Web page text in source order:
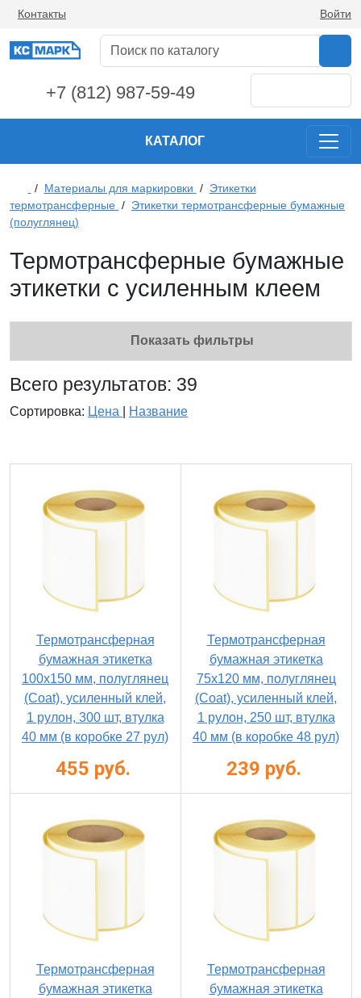
Контакты Войти
+7 (812) 987-59-49
КАТАЛОГ
/ Материалы для маркировки / Этикетки
термотрансферные / Этикетки термотрансферные бумажные
(полуглянец)
Термотрансферные бумажные
этикетки с усиленным клеем
Показать фильтры
Всего результатов: 39
Сортировка: Цена Название
Термотрансферная
бумажная этикетка
100х150 мм, полуглянец
(Coat), усиленный клей,
1 рулон, 300 шт, втулка
40 мм (в коробке 27 рул)
455 руб.
Термотрансферная
бумажная этикетка
75х120 мм, полуглянец
(Coat), усиленный клей,
1 рулон, 250 шт, втулка
40 мм (в коробке 48 рул)
239 руб.
Термотрансферная
бумажная этикетка
Термотрансферная
бумажная этикетка